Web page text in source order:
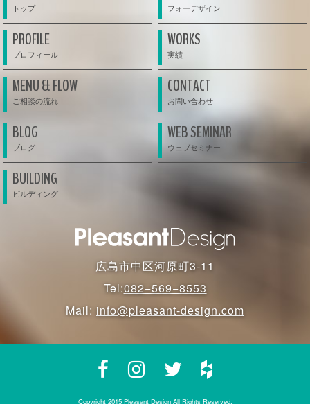
PROFILE WORKS
MENU & FLOW CONTACT
BLOG WEB SEMINAR
BUILDING
広島市中区河原町3-11
Tel:082−569−8553
Mail: info@pleasant-design.com
Copyright 2015 Pleasant Design All Rights Reserved.